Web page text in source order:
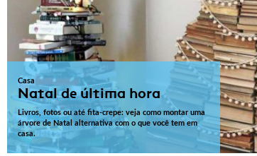
Casa
Natal de última hora
Livros, fotos ou até fita-crepe: veja como montar uma
árvore de Natal alternativa com o que você tem em
casa.